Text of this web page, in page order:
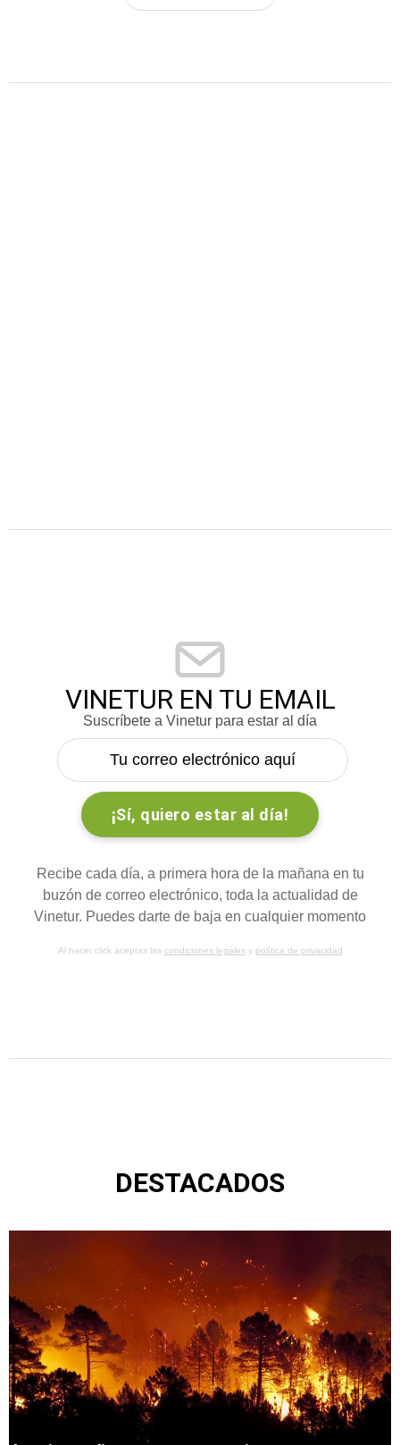
VINETUR EN TU EMAIL
Suscríbete a Vinetur para estar al día
Recibe cada día, a primera hora de la mañana en tu
buzón de correo electrónico, toda la actualidad de
Vinetur. Puedes darte de baja en cualquier momento
Al hacer click aceptas las condiciones legalesy política de privacidad
DESTACADOS